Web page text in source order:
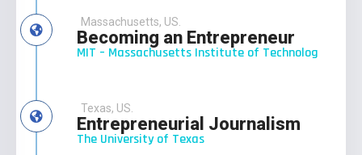
Massachusetts, US.
Becoming an Entrepreneur
MIT – Massachusetts Institute of Technolog
Texas, US.
Entrepreneurial Journalism
The University of Texas